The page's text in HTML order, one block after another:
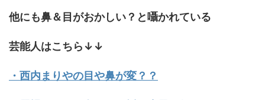
他にも鼻＆目がおかしい？と囁かれている
芸能人はこちら↓↓
・西内まりやの目や鼻が変？？